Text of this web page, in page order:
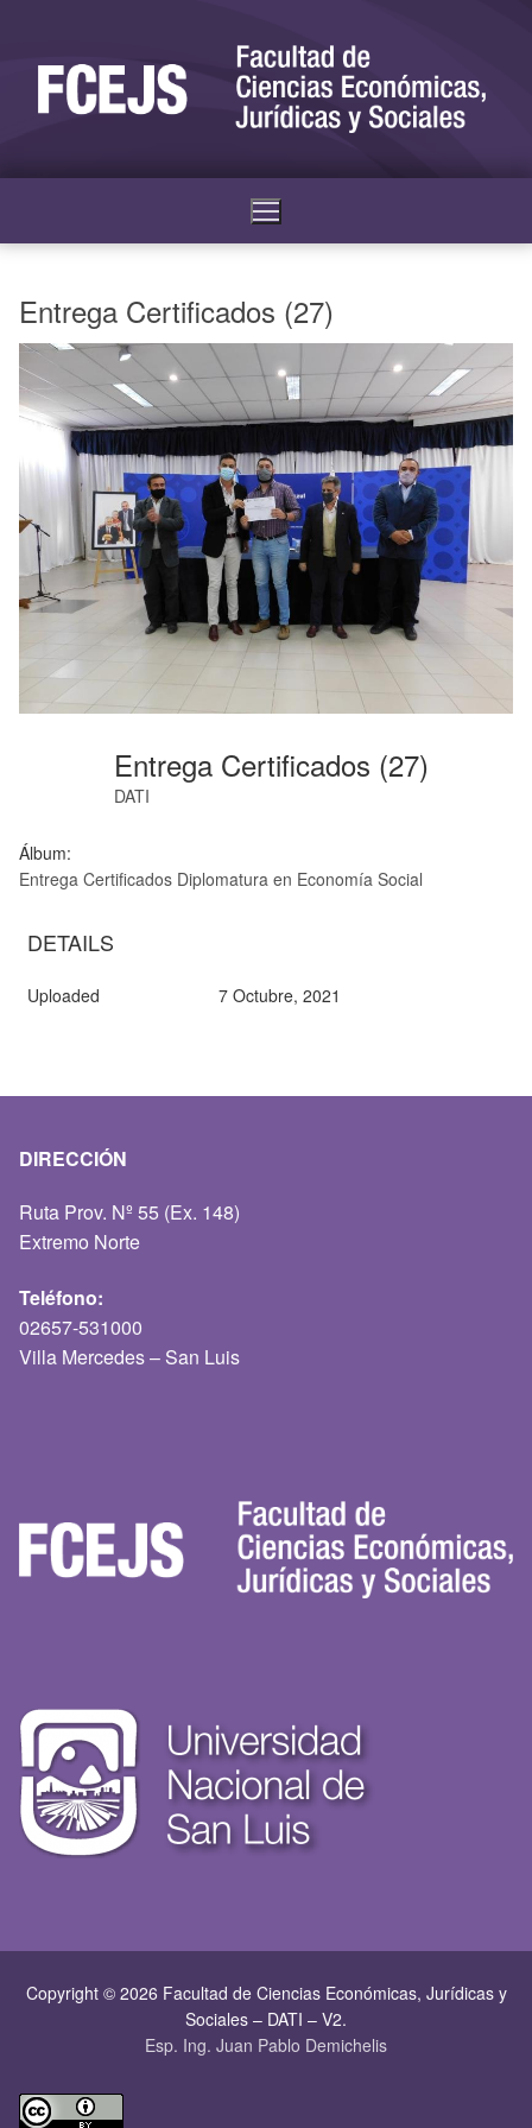
Entrega Certificados (27)
Entrega Certificados (27)
DATI
Álbum:
Entrega Certificados Diplomatura en Economía Social
DETAILS
Uploaded 7 Octubre, 2021
DIRECCIÓN
Ruta Prov. Nº 55 (Ex. 148)
Extremo Norte
Teléfono:
02657-531000
Villa Mercedes – San Luis
Copyright © 2026 Facultad de Ciencias Económicas, Jurí­dicas y
Sociales – DATI – V2.
Esp. Ing. Juan Pablo Demichelis